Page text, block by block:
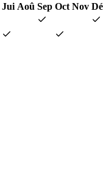
Jui Aoû Sep Oct Nov